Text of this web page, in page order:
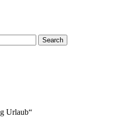
Search
Urlaub“